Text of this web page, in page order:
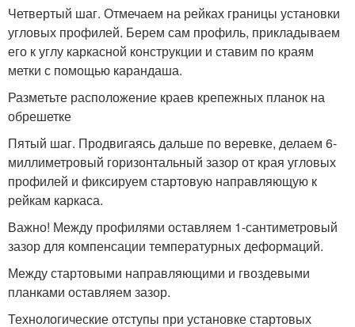
Четвертый шаг. Отмечаем на рейках границы установки
угловых профилей. Берем сам профиль, прикладываем
его к углу каркасной конструкции и ставим по краям
метки с помощью карандаша.
Разметьте расположение краев крепежных планок на
обрешетке
Пятый шаг. Продвигаясь дальше по веревке, делаем 6-
миллиметровый горизонтальный зазор от края угловых
профилей и фиксируем стартовую направляющую к
рейкам каркаса.
Важно! Между профилями оставляем 1-сантиметровый
зазор для компенсации температурных деформаций.
Между стартовыми направляющими и гвоздевыми
планками оставляем зазор.
Технологические отступы при установке стартовых